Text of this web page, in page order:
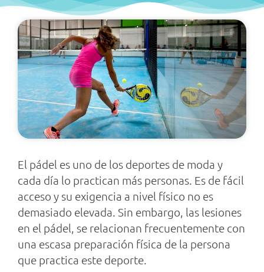
Centro
Contacto
El pádel es uno de los deportes de moda y
cada día lo practican más personas. Es de fácil
acceso y su exigencia a nivel físico no es
demasiado elevada. Sin embargo, las lesiones
en el pádel, se relacionan frecuentemente con
una escasa preparación física de la persona
que practica este deporte.